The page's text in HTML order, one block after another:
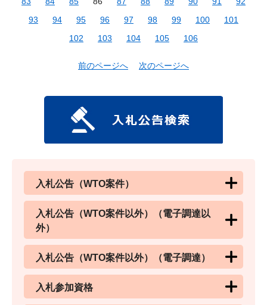
93
94 95 96 97 98 99 100
101
102
103 104 105 106
前のページへ 次のページへ
入札公告（WTO案件）
入札公告（WTO案件以外）（電子調達以
外）
入札公告（WTO案件以外）（電子調達）
入札参加資格